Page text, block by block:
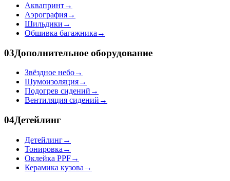
Аквапринт→
Аэрография→
Шильдики →
Обшивка багажника →
03Дополнительное оборудование
Звёздное небо→
Шумоизоляция→
Подогрев сидений →
Вентиляция сидений →
04Детейлинг
Детейлинг→
Тонировка →
Оклейка PPF→
Керамика кузова →